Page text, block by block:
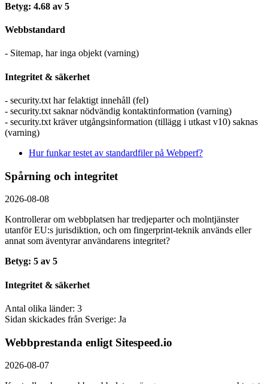
Betyg: 4.68 av 5
Webbstandard
- Sitemap, har inga objekt (varning)
Integritet & säkerhet
- security.txt har felaktigt innehåll (fel)
- security.txt saknar nödvändig kontaktinformation (varning)
- security.txt kräver utgångsinformation (tillägg i utkast v10) saknas
(varning)
Hur funkar testet av standardfiler på Webperf?
Spårning och integritet
2026-08-08
Kontrollerar om webbplatsen har tredjeparter och molntjänster
utanför EU:s jurisdiktion, och om fingerprint-teknik används eller
annat som äventyrar användarens integritet?
Betyg: 5 av 5
Integritet & säkerhet
Antal olika länder: 3
Sidan skickades från Sverige: Ja
Webbprestanda enligt Sitespeed.io
2026-08-07